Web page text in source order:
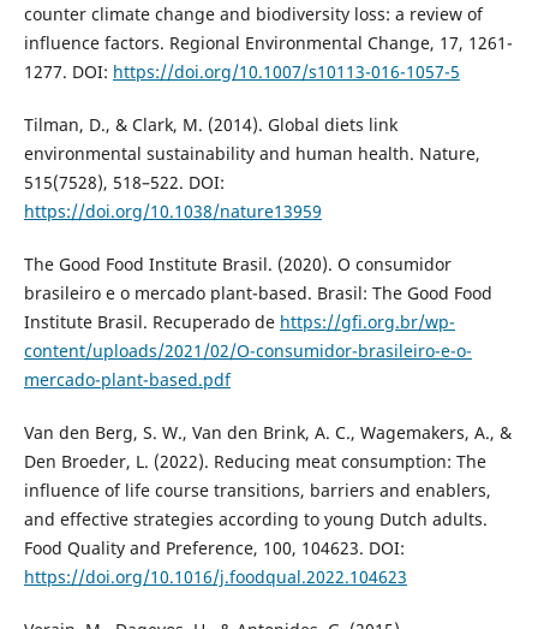
counter climate change and biodiversity loss: a review of
influence factors. Regional Environmental Change, 17, 1261-
1277. DOI: https://doi.org/10.1007/s10113-016-1057-5
Tilman, D., & Clark, M. (2014). Global diets link
environmental sustainability and human health. Nature,
515(7528), 518–522. DOI:
https://doi.org/10.1038/nature13959
The Good Food Institute Brasil. (2020). O consumidor
brasileiro e o mercado plant-based. Brasil: The Good Food
Institute Brasil. Recuperado de https://gfi.org.br/wp-
content/uploads/2021/02/O-consumidor-brasileiro-e-o-
mercado-plant-based.pdf
Van den Berg, S. W., Van den Brink, A. C., Wagemakers, A., &
Den Broeder, L. (2022). Reducing meat consumption: The
influence of life course transitions, barriers and enablers,
and effective strategies according to young Dutch adults.
Food Quality and Preference, 100, 104623. DOI:
https://doi.org/10.1016/j.foodqual.2022.104623